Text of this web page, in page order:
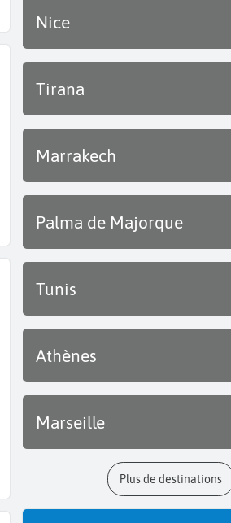
Nice
Tirana
Marrakech
Palma de Majorque
Tunis
Athènes
Marseille
Plus de destinations